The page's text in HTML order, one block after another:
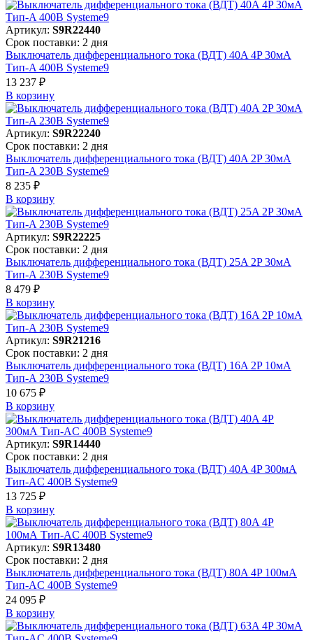
Артикул: S9R22440
Срок поставки: 2 дня
Выключатель дифференциального тока (ВДТ) 40A 4P 30мА
Тип-A 400В Systeme9
13 237 ₽
В корзинy
Артикул: S9R22240
Срок поставки: 2 дня
Выключатель дифференциального тока (ВДТ) 40A 2P 30мА
Тип-A 230В Systeme9
8 235 ₽
В корзинy
Артикул: S9R22225
Срок поставки: 2 дня
Выключатель дифференциального тока (ВДТ) 25A 2P 30мА
Тип-A 230В Systeme9
8 479 ₽
В корзинy
Артикул: S9R21216
Срок поставки: 2 дня
Выключатель дифференциального тока (ВДТ) 16A 2P 10мА
Тип-A 230В Systeme9
10 675 ₽
В корзинy
Артикул: S9R14440
Срок поставки: 2 дня
Выключатель дифференциального тока (ВДТ) 40A 4P 300мА
Тип-AC 400В Systeme9
13 725 ₽
В корзинy
Артикул: S9R13480
Срок поставки: 2 дня
Выключатель дифференциального тока (ВДТ) 80A 4P 100мА
Тип-AC 400В Systeme9
24 095 ₽
В корзинy